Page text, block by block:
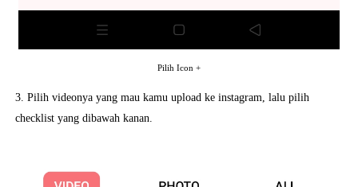
Pilih Icon +
3. Pilih videonya yang mau kamu upload ke instagram, lalu pilih
checklist yang dibawah kanan.